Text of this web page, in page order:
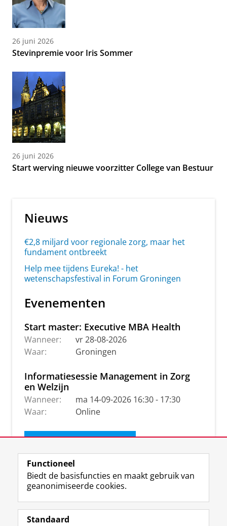
26 juni 2026
Stevinpremie voor Iris Sommer
26 juni 2026
Start werving nieuwe voorzitter College van Bestuur
Nieuws
€2,8 miljard voor regionale zorg, maar het
fundament ontbreekt
Help mee tijdens Eureka! - het
wetenschapsfestival in Forum Groningen
Evenementen
Start master: Executive MBA Health
Wanneer:
vr 28-08-2026
Waar:
Groningen
Informatiesessie Management in Zorg
en Welzijn
Wanneer:
ma 14-09-2026 16:30 - 17:30
Waar:
Online
Ontvang de nieuwsbrief
Functioneel
Biedt de basisfuncties en maakt gebruik van
geanonimiseerde cookies.
Standaard